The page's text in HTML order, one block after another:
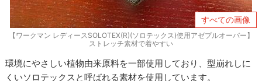
すべての画像
【ワークマン レディースSOLOTEX(R)(ソロテックス)使用アゼプルオーバー】
ストレッチ素材で着やすい
環境にやさしい植物由来原料を一部使用しており、型崩れしに
くいソロテックスと呼ばれる素材を使用しています。